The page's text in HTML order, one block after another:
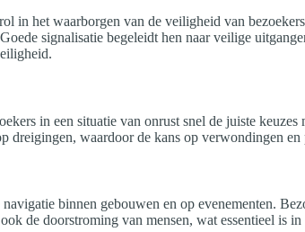
in het waarborgen van de veiligheid van
signalisatie begeleidt hen naar veilige
in een situatie van onrust snel de juiste
dreigingen, waardoor de kans op verwondingen
binnen gebouwen en op evenementen.
de doorstroming van mensen, wat essentieel is